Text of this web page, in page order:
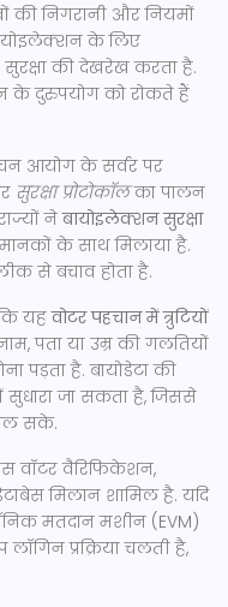
की निगरानी और नियमों
के लिए
की देखरेख करता है.
के दुरुपयोग को रोकते हैं
आयोग के सर्वर पर
सुरक्षा प्रोटोकॉलका पालन
नेबायोइलेक्शन सुरक्षा
के साथ मिलाया है.
से बचाव होता है.
यहवोटर पहचान में त्रुटियों
पता या उम्र की गलतियों
पड़ता है. बायोडेटा की
जा सकता है, जिससे
सके.
वॉटर वैरिफिकेशन,
मिलान शामिल है. यदि
मतदान मशीन (EVM)
प्रक्रिया चलती है,